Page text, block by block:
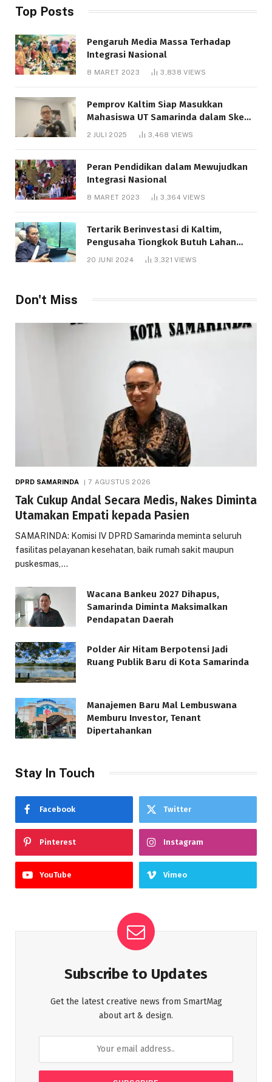
Top Posts
Pengaruh Media Massa Terhadap
Integrasi Nasional
8 MARET 2023 3,838VIEWS
Pemprov Kaltim Siap Masukkan
Mahasiswa UT Samarinda dalam Skema
Bantuan Pendidikan Gratispol
2 JULI 2025 3,468 VIEWS
Peran Pendidikan dalam Mewujudkan
Integrasi Nasional
8 MARET 2023 3,364VIEWS
Tertarik Berinvestasi di Kaltim,
Pengusaha Tiongkok Butuh Lahan
1.000 Hektare
20 JUNI 2024 3,321VIEWS
Don't Miss
DPRD SAMARINDA 7 AGUSTUS 2026
Tak Cukup Andal Secara Medis, Nakes Diminta
Utamakan Empati kepada Pasien
SAMARINDA: Komisi IV DPRD Samarinda meminta seluruh
fasilitas pelayanan kesehatan, baik rumah sakit maupun
puskesmas,…
Wacana Bankeu 2027 Dihapus,
Samarinda Diminta Maksimalkan
Pendapatan Daerah
Polder Air Hitam Berpotensi Jadi
Ruang Publik Baru di Kota Samarinda
Manajemen Baru Mal Lembuswana
Memburu Investor, Tenant
Dipertahankan
Stay In Touch
Facebook Twitter
Pinterest Instagram
YouTube Vimeo
Subscribe to Updates
Get the latest creative news from SmartMag
about art & design.